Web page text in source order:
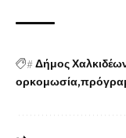
#Δήμος
ορκομωσία